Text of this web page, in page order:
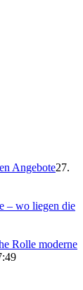
Angebote27.
– wo liegen die
Rolle moderne